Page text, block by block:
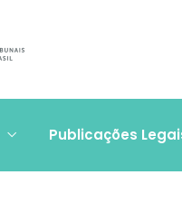
Publicações